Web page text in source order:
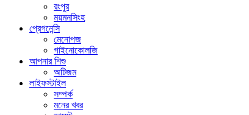
রংপুর
ময়মনসিংহ
প্রেগনেন্সি
মেনোপজ
গাইনোকোলজি
আপনার শিশু
অটিজম
লাইফস্টাইল
সম্পর্ক
মনের খবর